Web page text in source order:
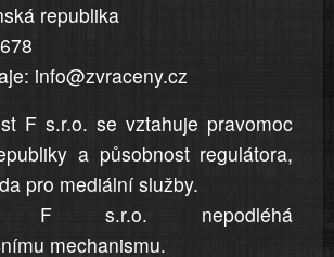
republika
info@zvraceny.cz
F s.r.o. se vztahuje pravomoc
a působnost regulátora,
pro mediální služby.
F s.r.o. nepodléhá
mechanismu.